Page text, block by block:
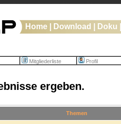
Home Download Doku
Mitgliederliste Profil
ergeben.
Themen